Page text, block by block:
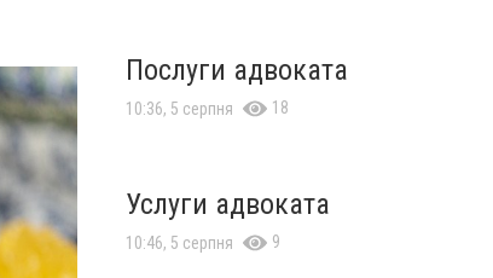
Послуги адвоката
10:36, 5 серпня 18
Услуги адвоката
10:46, 5 серпня 9